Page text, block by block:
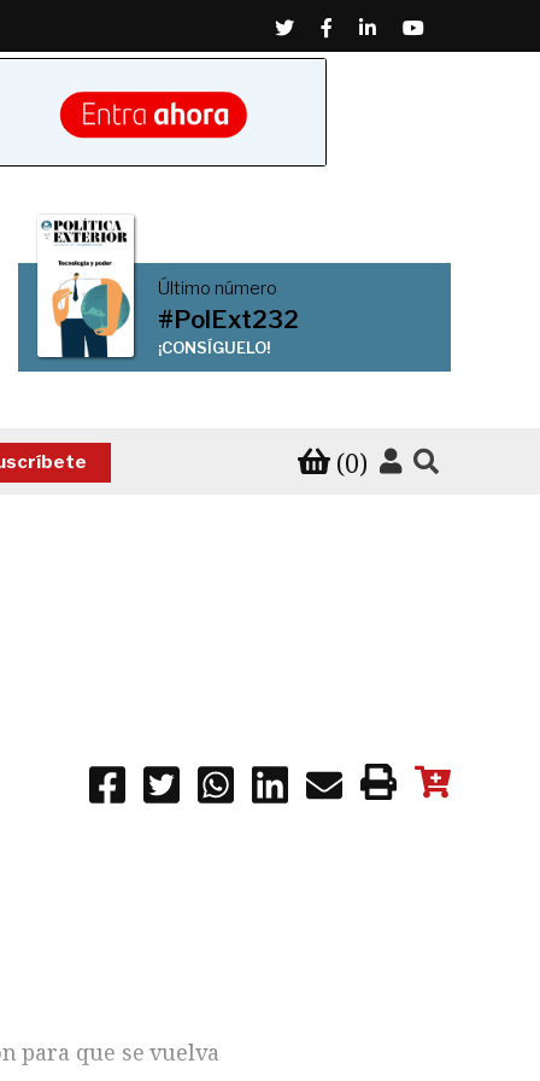
TwitterFacebook
LinkedinYoutube
Último número
#PolExt232
¡CONSÍGUELO!
(0)
para que se vuelva